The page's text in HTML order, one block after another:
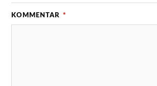
KOMMENTAR *